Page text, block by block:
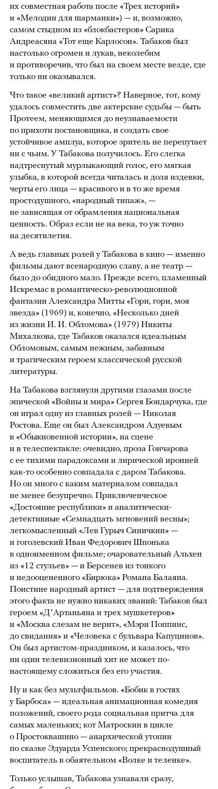
их совместная работа после «Трех историй»
и «Мелодии для шарманки») — и, возможно,
самом стыдном из «блокбастеров» Сарика
Андреасяна «Тот еще Карлосон». Табаков был
настолько огромен и лукав, неколебим
и противоречив, что был на своем месте везде, где
только ни оказывался.
Что такое «великий артист»? Наверное, тот, кому
удалось совместить две актерские судьбы — быть
Протеем, меняющимся до неузнаваемости
по прихоти постановщика, и создать свое
устойчивое амплуа, которое зритель не перепутает
ни с чьим. У Табакова получилось. Его слегка
надтреснутый мурлыкающий голос, его мягкая
улыбка, в которой всегда читалась и доля издевки,
черты его лица — красивого и в то же время
простодушного, «народный типаж», —
не зависящая от обрамления национальная
ценность. Образ если не на века, то уж точно
на десятилетия.
А ведь главных ролей у Табакова в кино — именно
фильмы дают всенародную славу, а не театр —
было до обидного мало. Прежде всего, пламенный
Искремас в романтическо-революционной
фантазии Александра Митты «Гори, гори, моя
звезда» (1969) и, конечно, «Несколько дней
из жизни И. И. Обломова» (1979) Никиты
Михалкова, где Табаков оказался идеальным
Обломовым, самым нежным, забавным
и трагическим героем классической русской
литературы.
На Табакова взглянули другими глазами после
эпической «Войны и мира» Сергея Бондарчука, где
он играл одну из главных ролей — Николая
Ростова. Еще он был Александром Адуевым
в «Обыкновенной истории», на сцене
и в телеспектакле: очевидно, проза Гончарова
с ее тихими парадоксами и лирической иронией
как-то особенно совпадала с даром Табакова.
Но он много с каким материалом совпадал
не менее безупречно. Приключенческое
«Достояние республики» и аналитически-
детективные «Семнадцать мгновений весны»;
легкомысленный «Лев Гурыч Синичкин» —
и гоголевский Иван Федорович Шпонька
в одноименном фильме; очаровательный Альхен
из «12 стульев» — и Берсенев из тонкого
и недооцененного «Бирюка» Романа Балаяна.
Поистине народный артист — для подтверждения
этого факта не нужно никаких званий: Табаков был
героем «ДʼАртаньяна и трех мушкетеров»
и «Москва слезам не верит», «Мэри Поппинс,
до свидания» и «Человека с бульвара Капуцинов».
Он был артистом-праздником, и казалось, что
ни один телевизионный хит не может по-
настоящему сложиться без его участия.
Ну и как без мультфильмов. «Бобик в гостях
у Барбоса» — идеальная анимационная комедия
положений, своего рода социальная притча для
самых маленьких; кот Матроскин в цикле
о Простоквашино — анархической утопии
по сказке Эдуарда Успенского; прекраснодушный
воспитатель в обаятельном «Волке и теленке».
Только услышав, Табакова узнавали сразу,